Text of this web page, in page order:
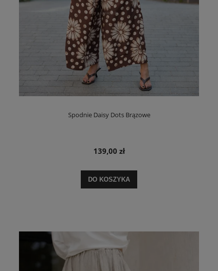
Spodnie Daisy Dots Brązowe
139,00 zł
DO KOSZYKA